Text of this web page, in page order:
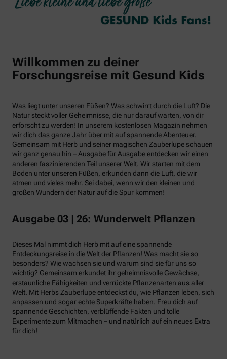
Willkommen zu deiner
Forschungsreise mit Gesund Kids
Was liegt unter unseren Füßen? Was schwirrt durch die Luft? Die
Natur steckt voller Geheimnisse, die nur darauf warten, von dir
erforscht zu werden! In unserem kostenlosen Magazin nehmen
wir dich das ganze Jahr über mit auf spannende Abenteuer.
Gemeinsam mit Herb und seiner magischen Zauberlupe schauen
wir ganz genau hin – Ausgabe für Ausgabe entdecken wir einen
anderen faszinierenden Teil unserer Welt. Wir starten mit dem
Boden unter unseren Füßen, erkunden dann die Luft, die wir
atmen und vieles mehr. Sei dabei, wenn wir den kleinen und
großen Wundern der Natur auf die Spur kommen!
Ausgabe 03 | 26: Wunderwelt Pflanzen
Dieses Mal nimmt dich Herb mit auf eine spannende
Entdeckungsreise in die Welt der Pflanzen! Was macht sie so
besonders? Wie wachsen sie und warum sind sie für uns so
wichtig? Gemeinsam erkundet ihr geheimnisvolle Gewächse,
erstaunliche Fähigkeiten und verrückte Pflanzenarten aus aller
Welt. Mit Herbs Zauberlupe entdeckst du, wie Pflanzen leben, sich
anpassen und sogar echte Superkräfte haben. Freu dich auf
spannende Geschichten, verblüffende Fakten und tolle
Experimente zum Mitmachen – und natürlich auf ein neues Extra
für dich!